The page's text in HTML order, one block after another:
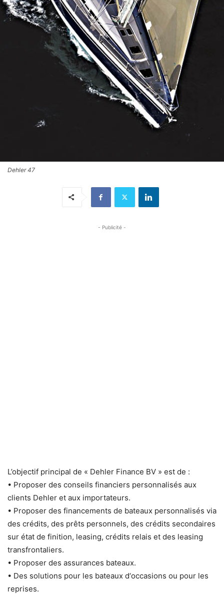
Dehler 47
- Publicité -
L’objectif principal de « Dehler Finance BV » est de :
• Proposer des conseils financiers personnalisés aux
clients Dehler et aux importateurs.
• Proposer des financements de bateaux personnalisés via
des crédits, des prêts personnels, des crédits secondaires
sur état de finition, leasing, crédits relais et des leasing
transfrontaliers.
• Proposer des assurances bateaux.
• Des solutions pour les bateaux d‘occasions ou pour les
reprises.